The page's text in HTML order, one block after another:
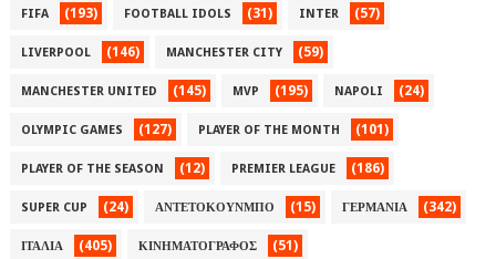
FIFA (193) FOOTBALL IDOLS (31) INTER (57)
LIVERPOOL (146) MANCHESTER CITY (59)
MANCHESTER UNITED (145) MVP (195) NAPOLI (24)
OLYMPIC GAMES (127) PLAYER OF THE MONTH (101)
PLAYER OF THE SEASON (12) PREMIER LEAGUE (186)
SUPER CUP (24) ΑΝΤΕΤΟΚΟΥΝΜΠΟ (15) ΓΕΡΜΑΝΙΑ (342)
ΙΤΑΛΙΑ (405) ΚΙΝΗΜΑΤΟΓΡΑΦΟΣ (51)